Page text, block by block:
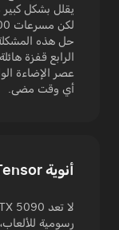
حل هذه
الرابع قفزة
عصر الإضاءة
أي وقت مضى.
أنوية Tensor من الجيل الخامس
رسومية